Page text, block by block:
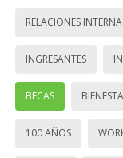
RELACIONES
INGRESANTES
BECAS
100 AÑOS